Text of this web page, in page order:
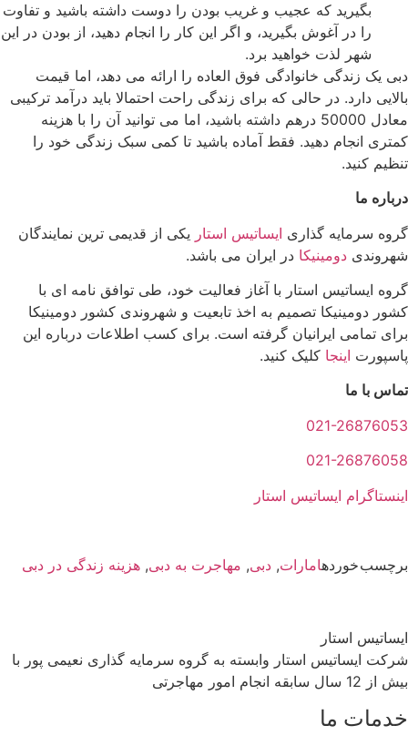
بگیرید که عجیب و غریب بودن را دوست داشته باشید و تفاوت
را در آغوش بگیرید، و اگر این کار را انجام دهید، از بودن در این
شهر لذت خواهید برد.
دبی یک زندگی خانوادگی فوق العاده را ارائه می دهد، اما قیمت
بالایی دارد. در حالی که برای زندگی راحت احتمالا باید درآمد ترکیبی
معادل 50000 درهم داشته باشید، اما می توانید آن را با هزینه
کمتری انجام دهید. فقط آماده باشید تا کمی سبک زندگی خود را
تنظیم کنید.
درباره ما
گروه سرمایه گذاری ایساتیس استار یکی از قدیمی ترین نمایندگان
شهروندی دومینیکا در ایران می باشد.
گروه ایساتیس استار با آغاز فعالیت خود، طی توافق نامه ای با
کشور دومینیکا تصمیم به اخذ تابعیت و شهروندی کشور دومینیکا
برای تمامی ایرانیان گرفته است. برای کسب اطلاعات درباره این
پاسپورت اینجا کلیک کنید.
تماس با ما
021-26876053
021-26876058
اینستاگرام ایساتیس استار
برچسب خوردهامارات, دبی, مهاجرت به دبی, هزینه زندگی در دبی
ایساتیس استار
شرکت ایساتیس استار وابسته به گروه سرمایه گذاری نعیمی پور با
بیش از 12 سال سابقه انجام امور مهاجرتی
خدمات ما